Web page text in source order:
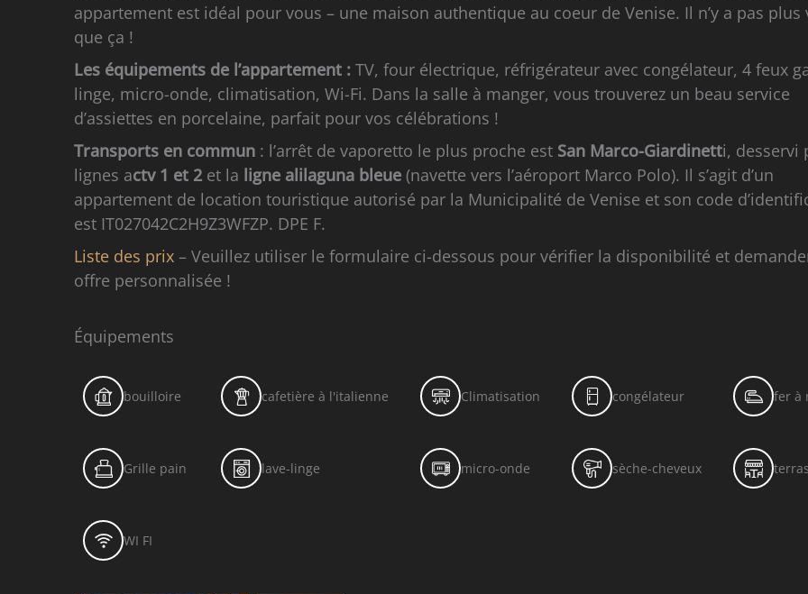
appartement est idéal pour vous – une maison authentique au coeur de Venise. Il n’y a pas plus
que ça !
Les équipements de l’appartement : TV, four électrique, réfrigérateur avec congélateur, 4 feux
linge, micro-onde, climatisation, Wi-Fi. Dans la salle à manger, vous trouverez un beau service
d’assiettes en porcelaine, parfait pour vos célébrations !
Transports en commun : l’arrêt de vaporetto le plus proche est San Marco-Giardinetti, desservi
lignes actv 1 et 2 et la ligne alilaguna bleue (navette vers l’aéroport Marco Polo). Il s’agit d’un
appartement de location touristique autorisé par la Municipalité de Venise et son code
est IT027042C2H9Z3WFZP. DPE F.
Liste des prix – Veuillez utiliser le formulaire ci-dessous pour vérifier la disponibilité et
offre personnalisée !
Équipements
bouilloire cafetière à l'italienne Climatisation congélateur fer à
Grille pain lave-linge micro-onde sèche-cheveux
WI FI